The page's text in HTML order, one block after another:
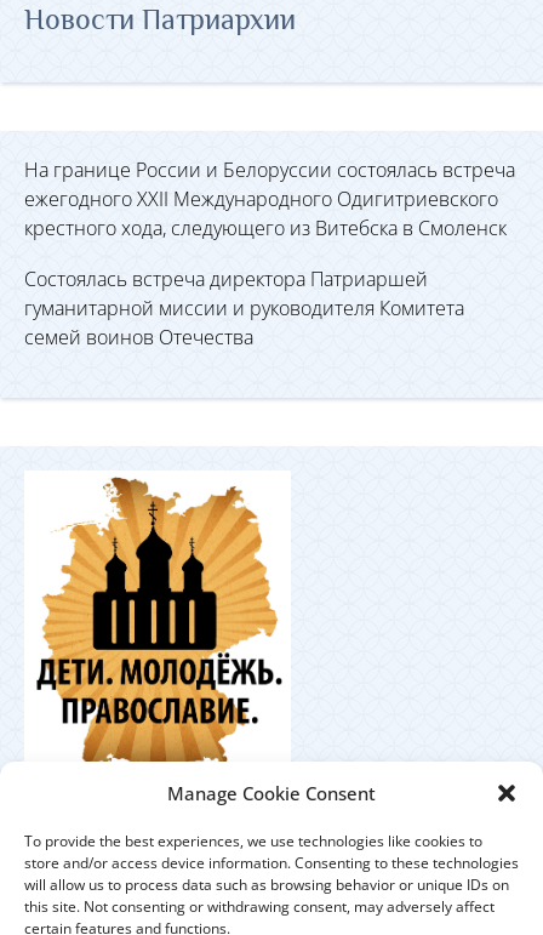
Manage Cookie Consent
To provide the best experiences, we use technologies like cookies to
store and/or access device information. Consenting to these technologies
will allow us to process data such as browsing behavior or unique IDs on
this site. Not consenting or withdrawing consent, may adversely affect
certain features and functions.
Новости Патриархии
На границе России и Белоруссии состоялась встреча
ежегодного XXII Международного Одигитриевского
крестного хода, следующего из Витебска в Смоленск
Состоялась встреча директора Патриаршей
гуманитарной миссии и руководителя Комитета
семей воинов Отечества
центр по работе с православной молодёжью в
Германии